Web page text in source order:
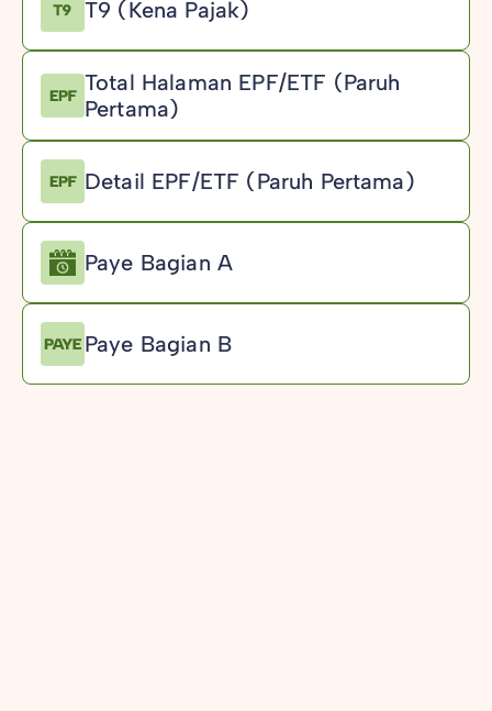
T9 (Kena Pajak)
Total Halaman EPF/ETF (Paruh
Pertama)
Detail EPF/ETF (Paruh Pertama)
Paye Bagian A
Paye Bagian B